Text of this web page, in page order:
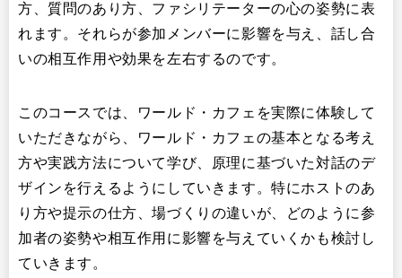
方、質問のあり方、ファシリテーターの心の姿勢に表
れます。それらが参加メンバーに影響を与え、話し合
いの相互作用や効果を左右するのです。
このコースでは、ワールド・カフェを実際に体験して
いただきながら、ワールド・カフェの基本となる考え
方や実践方法について学び、原理に基づいた対話のデ
ザインを行えるようにしていきます。特にホストのあ
り方や提示の仕方、場づくりの違いが、どのように参
加者の姿勢や相互作用に影響を与えていくかも検討し
ていきます。